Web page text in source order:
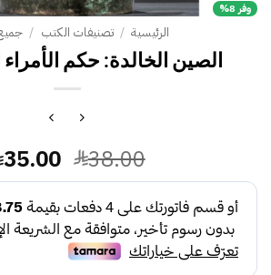
وفر 8%
الرئيسية / تصنيفات الكتب /
الصين الخالدة: حكم الأمراء
38.00 السعر
الأصلي
هو:
38.00.
35.00